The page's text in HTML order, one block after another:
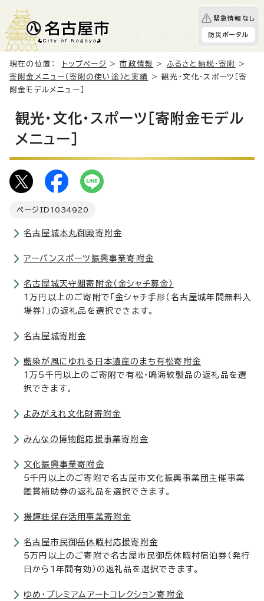
緊急情報なし
防災ポータル
現在の位置： トップページ >市政情報 > ふるさと納税・寄附
>
寄附金メニュー（寄附の使い途）と実績
> 観光・文化・スポーツ［寄
附金モデルメニュー］
観光・文化・スポーツ［寄附金モデル
メニュー］
ページID 1034920
名古屋城本丸御殿寄附金
アーバンスポーツ振興事業寄附金
名古屋城天守閣寄附金（金シャチ募金）
1万円以上のご寄附で「金シャチ手形（名古屋城年間無料入
場券）」の返礼品を選択できます。
名古屋城寄附金
藍染が風にゆれる日本遺産のまち有松寄附金
1万5千円以上のご寄附で有松・鳴海絞製品の返礼品を選
択できます。
よみがえれ文化財寄附金
みんなの博物館応援事業寄附金
文化振興事業寄附金
5千円以上のご寄附で名古屋市文化振興事業団主催事業
鑑賞補助券の返礼品を選択できます。
揚輝荘保存活用事業寄附金
名古屋市民御岳休暇村応援寄附金
5万円以上のご寄附で名古屋市民御岳休暇村宿泊券（発行
日から1年間有効）の返礼品を選択できます。
ゆめ・プレミアムアートコレクション寄附金